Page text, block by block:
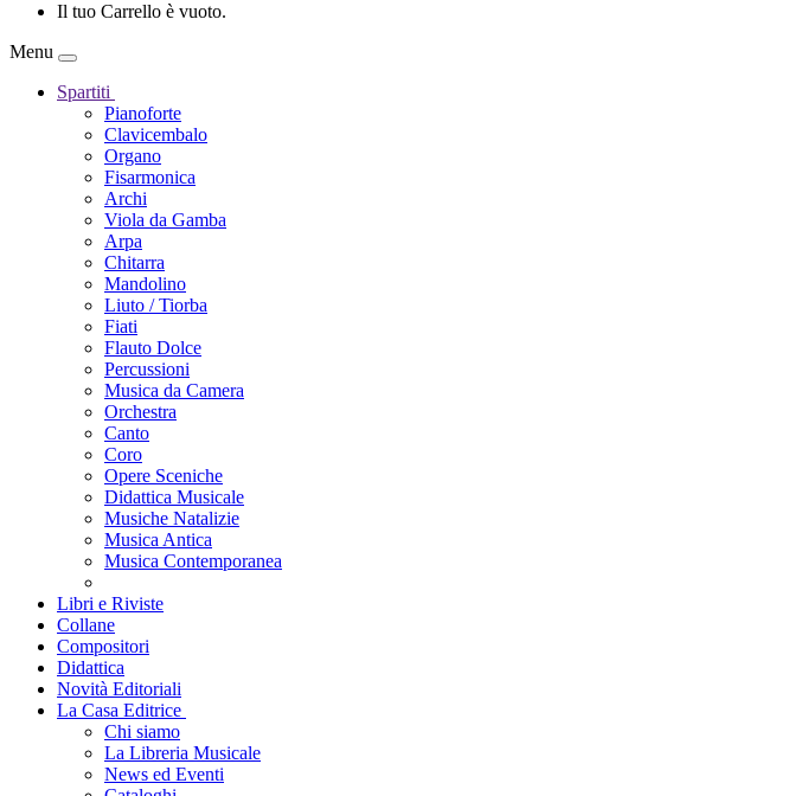
Il tuo Carrello è vuoto.
Menu
Spartiti
Pianoforte
Clavicembalo
Organo
Fisarmonica
Archi
Viola da Gamba
Arpa
Chitarra
Mandolino
Liuto / Tiorba
Fiati
Flauto Dolce
Percussioni
Musica da Camera
Orchestra
Canto
Coro
Opere Sceniche
Didattica Musicale
Musiche Natalizie
Musica Antica
Musica Contemporanea
Libri e Riviste
Collane
Compositori
Didattica
Novità Editoriali
La Casa Editrice
Chi siamo
La Libreria Musicale
News ed Eventi